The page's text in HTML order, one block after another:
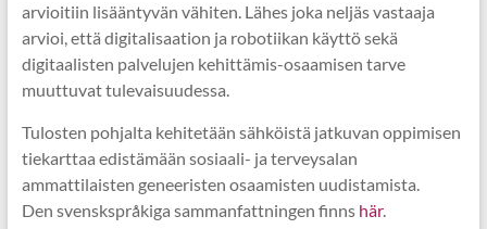
arvioitiin lisääntyvän vähiten. Lähes joka neljäs vastaaja
arvioi, että digitalisaation ja robotiikan käyttö sekä
digitaalisten palvelujen kehittämis-osaamisen tarve
muuttuvat tulevaisuudessa.
Tulosten pohjalta kehitetään sähköistä jatkuvan oppimisen
tiekarttaa edistämään sosiaali- ja terveysalan
ammattilaisten geneeristen osaamisten uudistamista.
Den svenskspråkiga sammanfattningen finns här.